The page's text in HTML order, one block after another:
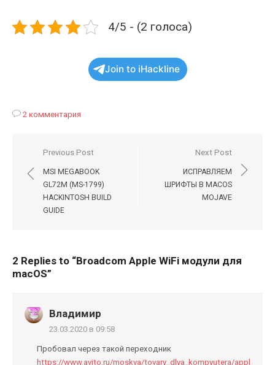
4/5 - (2 голоса)
Join to iHackline
2 комментария
Навигация
по
записям
Previous Post
MSI MEGABOOK
GL72M (MS-1799)
HACKINTOSH BUILD
GUIDE
Next Post
ИСПРАВЛЯЕМ
ШРИФТЫ В MACOS
MOJAVE
2 Replies to “Broadcom Apple WiFi модули для
macOS”
Владимир
23.03.2020 в 09:58
Пробовал через такой переходник
https://www.avito.ru/moskva/tovary_dlya_kompyutera/appl